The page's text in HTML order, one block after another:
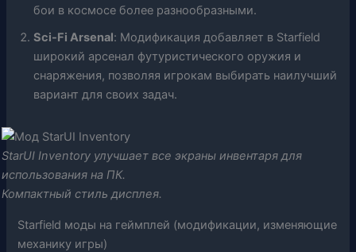
бои в космосе более разнообразными.
Sci-Fi Arsenal: Модификация добавляет в Starfield
широкий арсенал футуристического оружия и
снаряжения, позволяя игрокам выбирать наилучший
вариант для своих задач.
StarUI Inventory улучшает все экраны инвентаря для
использования на ПК.
Компактный стиль дисплея.
Starfield моды на геймплей (модификации, изменяющие
механику игры)